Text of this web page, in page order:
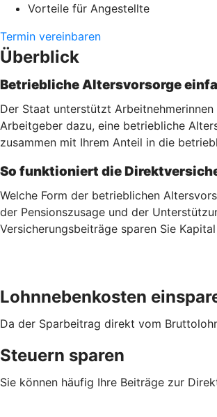
Vorteile für Angestellte
Termin vereinbaren
Überblick
Betriebliche Altersvorsorge
Der Staat unterstützt
Arbeitgeber dazu, eine betriebliche
zusammen mit Ihrem Anteil in die
So funktioniert die
Welche Form der betrieblichen
der Pensionszusage und der
Versicherungsbeiträge sparen Sie
Lohnnebenkosten
Da der Sparbeitrag direkt vom
Steuern sparen
Sie können häufig Ihre Beiträge zur